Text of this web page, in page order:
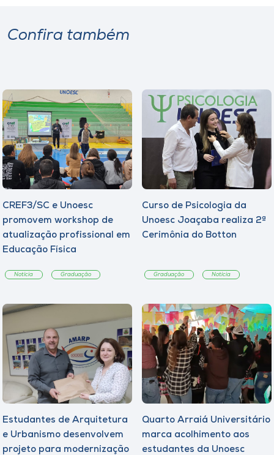
Confira também
CREF3/SC e Unoesc
promovem workshop de
atualização profissional em
Educação Física
Notícia Graduação
Curso de Psicologia da
Unoesc Joaçaba realiza 2ª
Cerimônia do Botton
Graduação Notícia
Estudantes de Arquitetura
e Urbanismo desenvolvem
projeto para modernização
Quarto Arraiá Universitário
marca acolhimento aos
estudantes da Unoesc